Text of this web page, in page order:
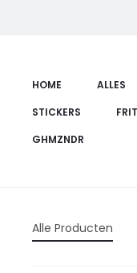
HOME ALLES
STICKERS
GHMZNDR
Alle Producten